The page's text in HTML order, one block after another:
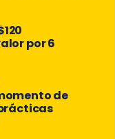
por 6
de